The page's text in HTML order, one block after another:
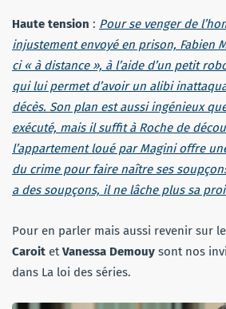
Haute tension : Pour se venger de
injustement envoyé en prison, Fabien
ci « à distance », à l’aide d’un petit
qui lui permet d’avoir un alibi
décès. Son plan est aussi ingénieux
exécuté, mais il suffit à Roche de
l’appartement loué par Magini offre
du crime pour faire naître ses
a des soupçons, il ne lâche plus sa
Pour en parler mais aussi revenir sur
Caroit etVanessa Demouy sont nos
dans La loi des séries.